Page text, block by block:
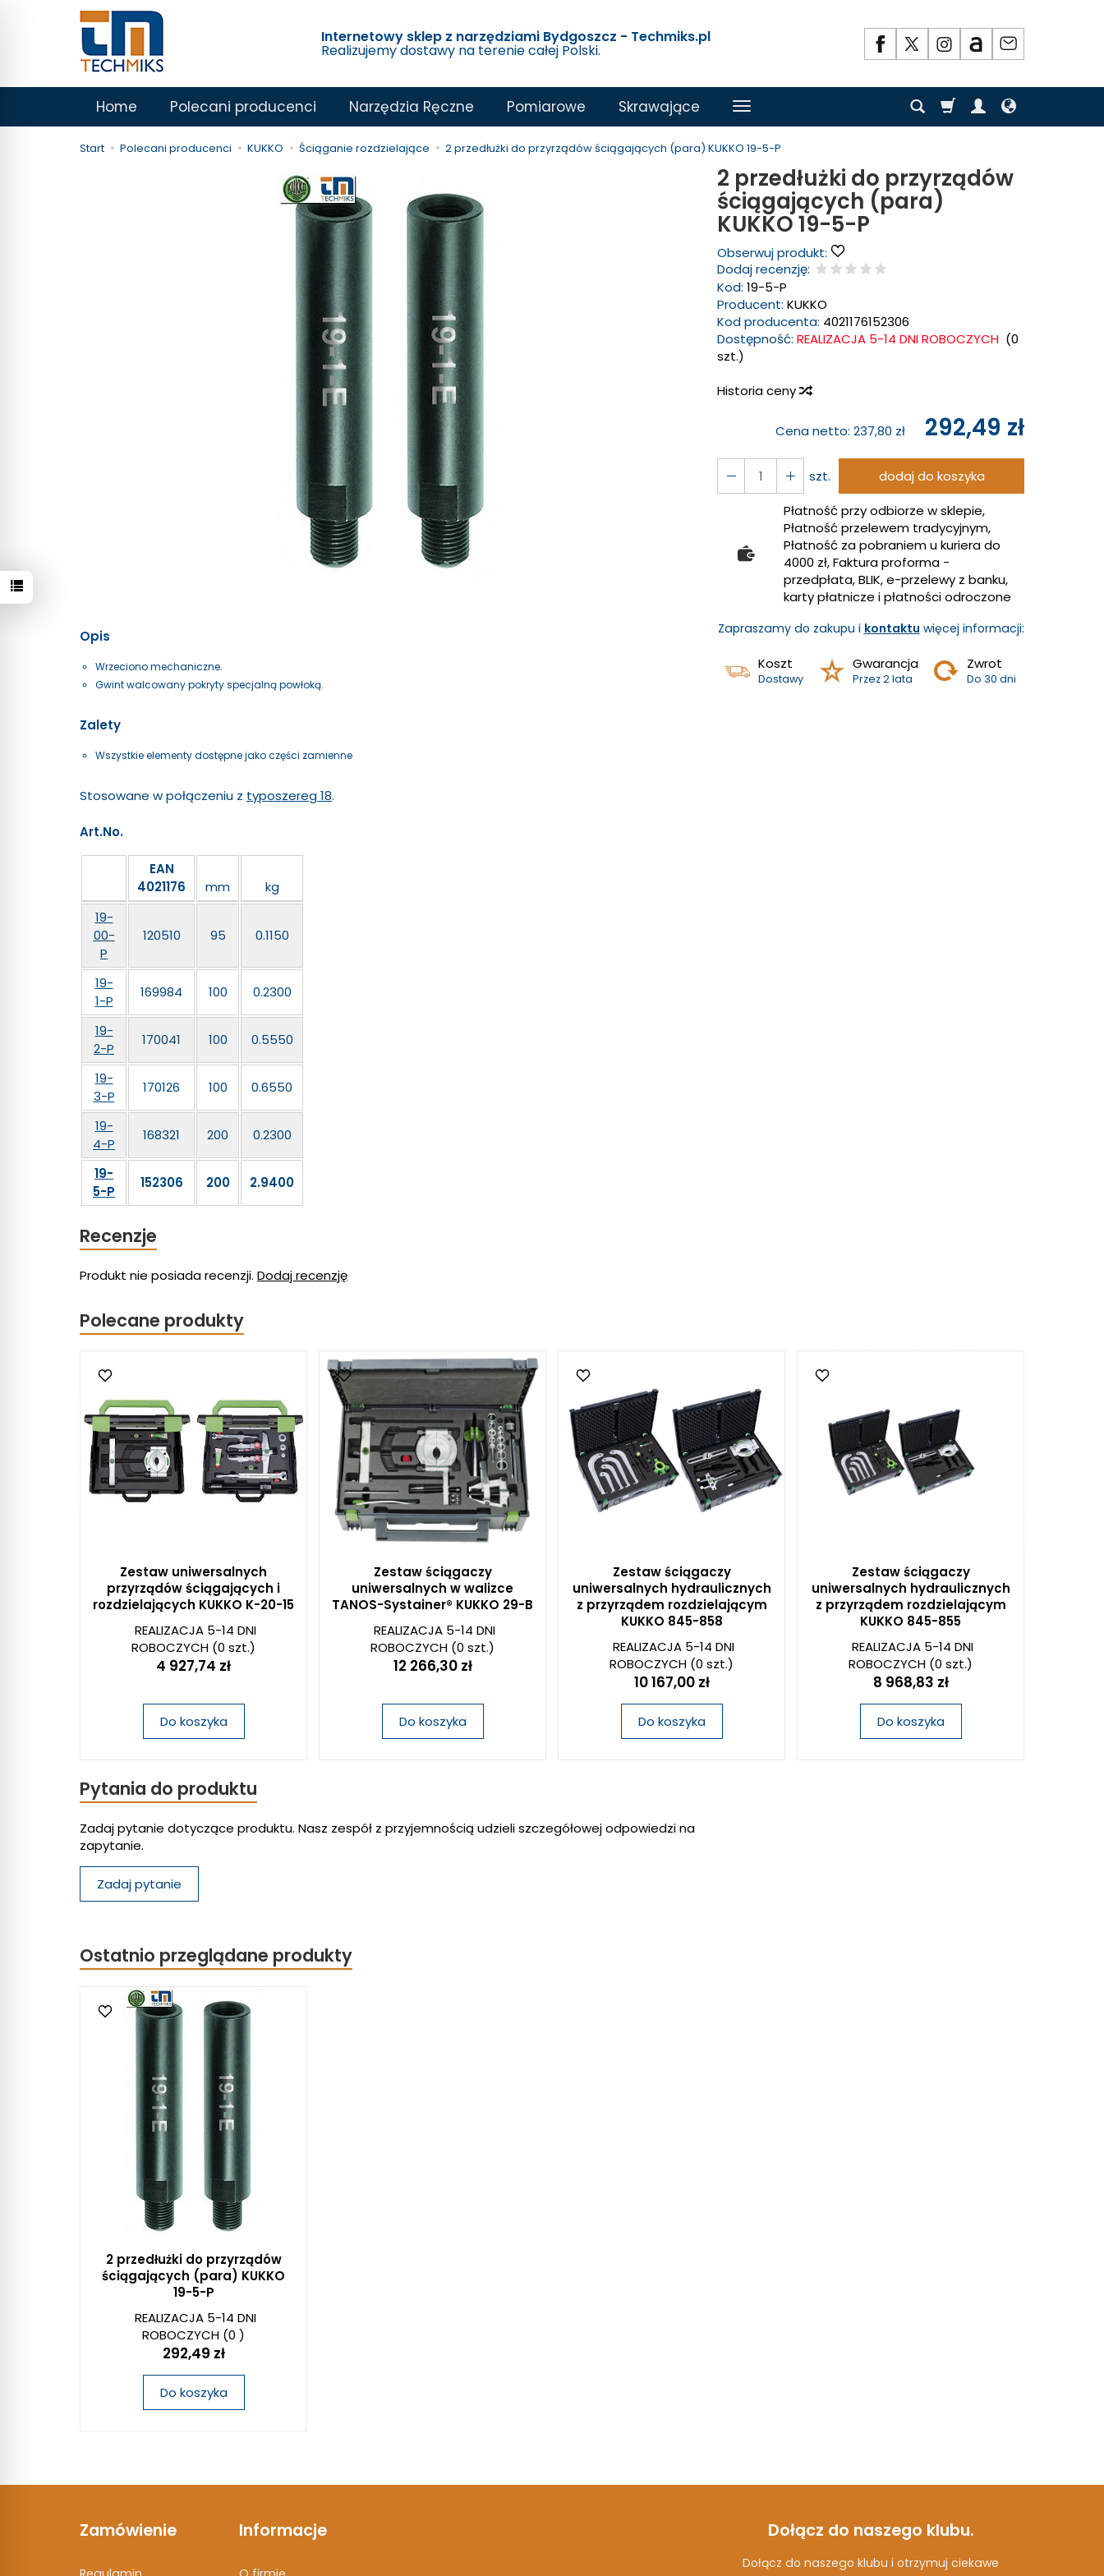
Internetowy sklep z narzędziami Bydgoszcz - Techmiks.pl
Realizujemy dostawy na terenie całej Polski.
Home Polecani producenci Narzędzia Ręczne Pomiarowe Skrawające
Start Polecani producenci KUKKO Ściąganie rozdzielające 2 przedłużki do przyrządów ściągających (para) KUKKO 19-5-P
2 przedłużki do przyrządów
ściągających (para)
KUKKO 19-5-P
Obserwuj produkt:
Dodaj recenzję:
Kod: 19-5-P
Producent: KUKKO
Kod producenta: 4021176152306
Dostępność: REALIZACJA 5-14 DNI ROBOCZYCH (0
szt.)
Historia ceny
Cena netto: 237,80 zł 292,49 zł
szt.
dodaj do koszyka
Płatność przy odbiorze w sklepie,
Płatność przelewem tradycyjnym,
Płatność za pobraniem u kuriera do
4000 zł, Faktura proforma -
przedpłata, BLIK, e-przelewy z banku,
karty płatnicze i płatności odroczone
Zapraszamy do zakupu i kontaktu więcej informacji:
Koszt
Dostawy
Gwarancja
Przez 2 lata
Zwrot
Do 30 dni
Opis
Wrzeciono mechaniczne.
Gwint walcowany pokryty specjalną powłoką.
Zalety
Wszystkie elementy dostępne jako części zamienne
Stosowane w połączeniu z typoszereg 18.
Art.No.
EAN
4021176
mm
kg
19-
00-
P
120510 95 0.1150
19-
1-P
169984 100 0.2300
19-
2-P
170041 100 0.5550
19-
3-P
170126 100 0.6550
19-
4-P
168321 200 0.2300
19-
5-P
152306 200 2.9400
Recenzje
Produkt nie posiada recenzji. Dodaj recenzję
Polecane produkty
Zestaw uniwersalnych
przyrządów ściągających i
rozdzielających KUKKO K-20-15
REALIZACJA 5-14 DNI
ROBOCZYCH (0 szt.)
4 927,74 zł
Do koszyka
Zestaw ściągaczy
uniwersalnych w walizce
TANOS-Systainer® KUKKO 29-B
REALIZACJA 5-14 DNI
ROBOCZYCH (0 szt.)
12 266,30 zł
Do koszyka
Zestaw ściągaczy
uniwersalnych hydraulicznych
z przyrządem rozdzielającym
KUKKO 845-858
REALIZACJA 5-14 DNI
ROBOCZYCH (0 szt.)
10 167,00 zł
Do koszyka
Zestaw ściągaczy
uniwersalnych hydraulicznych
z przyrządem rozdzielającym
KUKKO 845-855
REALIZACJA 5-14 DNI
ROBOCZYCH (0 szt.)
8 968,83 zł
Do koszyka
Pytania do produktu
Zadaj pytanie dotyczące produktu. Nasz zespół z przyjemnością udzieli szczegółowej odpowiedzi na
zapytanie.
Zadaj pytanie
Ostatnio przeglądane produkty
2 przedłużki do przyrządów
ściągających (para) KUKKO
19-5-P
REALIZACJA 5-14 DNI
ROBOCZYCH (0 )
292,49 zł
Do koszyka
Zamówienie Informacje Dołącz do naszego klubu.
Dołącz do naszego klubu i otrzymuj ciekawe